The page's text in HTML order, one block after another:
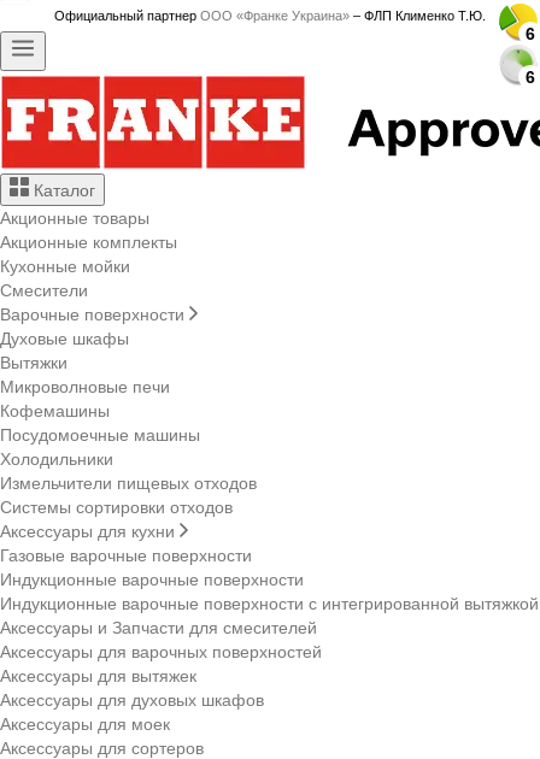
Официальный партнер ООО «Франке Украина» – ФЛП Клименко Т.Ю.
Каталог
Акционные товары
Акционные комплекты
Кухонные мойки
Смесители
Варочные поверхности
Духовые шкафы
Вытяжки
Микроволновые печи
Кофемашины
Посудомоечные машины
Холодильники
Измельчители пищевых отходов
Системы сортировки отходов
Аксессуары для кухни
Газовые варочные поверхности
Индукционные варочные поверхности
Индукционные варочные поверхности с интегрированной вытяжкой
Аксессуары и Запчасти для смесителей
Аксессуары для варочных поверхностей
Аксессуары для вытяжек
Аксессуары для духовых шкафов
Аксессуары для моек
Аксессуары для сортеров
6
6
6
6
6
6
6
6
6
6
6
6
6
6
6
6
6
6
6
6
6
6
6
6
6
6
6
6